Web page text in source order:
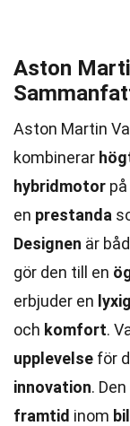
Aston
Aston Martin
kombinerar
hybridmotor
en prestanda
Designen är
gör den till en
erbjuder en lyxig
och komfort.
upplevelse för
innovation.
framtid inom